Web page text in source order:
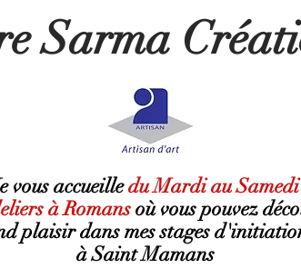
Sarma
vous accueilledu Mardi au Samedi
à Romansoùvous pouvez
plaisir dans mes stages
à Saint Mamans